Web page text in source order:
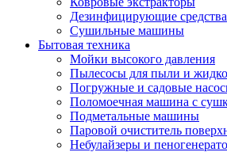
Дезинфицирующие средства
Сушильные машины
Бытовая техника
Мойки высокого давления
Пылесосы для пыли и
Погружные и садовые
Поломоечная машина с
Подметальные машины
Паровой очиститель
Небулайзеры и